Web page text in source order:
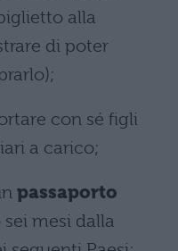
alla
di poter
con sé figli
a carico;
passaporto
mesi dalla